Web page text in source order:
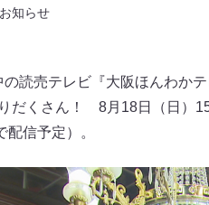
お知らせ
読売テレビ『大阪ほんわか
だくさん！ 8月18日（日）
配信予定）。